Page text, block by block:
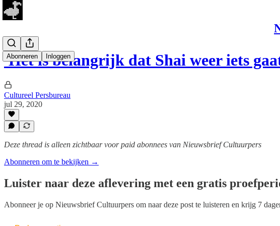
Abonneren Inloggen
'Het is belangrijk dat Shai weer iets
Cultureel Persbureau
jul 29, 2020
Deze thread is alleen zichtbaar voor paid abonnees van Nieuwsbrief Cultuurpers
Abonneren om te bekijken →
Luister naar deze aflevering met een gratis
Abonneer je op Nieuwsbrief Cultuurpers om naar deze post te luisteren en krijg 7